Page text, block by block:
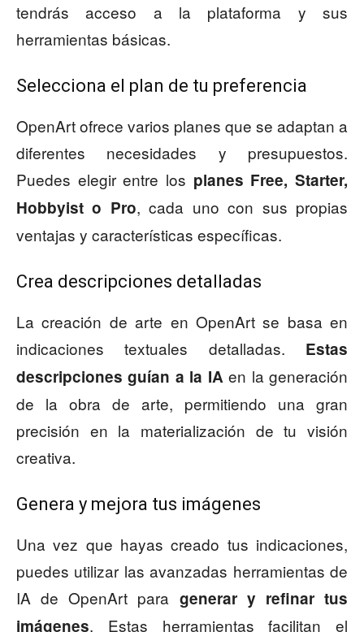
tendrás acceso a la plataforma y sus
herramientas básicas.
Selecciona el plan de tu preferencia
OpenArt ofrece varios planes que se adaptan a
diferentes necesidades y presupuestos.
Puedes elegir entre los planes Free, Starter,
Hobbyist o Pro, cada uno con sus propias
ventajas y características específicas.
Crea descripciones detalladas
La creación de arte en OpenArt se basa en
indicaciones textuales detalladas. Estas
descripciones guían a la IAen la generación
de la obra de arte, permitiendo una gran
precisión en la materialización de tu visión
creativa.
Genera y mejora tus imágenes
Una vez que hayas creado tus indicaciones,
puedes utilizar las avanzadas herramientas de
IA de OpenArt para generar y refinar tus
imágenes. Estas herramientas facilitan el